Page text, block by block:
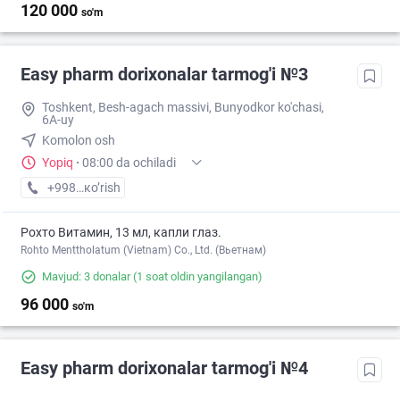
120 000 so'm
Easy pharm dorixonalar tarmog'i №3
Toshkent, Besh-agach massivi, Bunyodkor ko'chasi,
6A-uy
Komolon osh
Yopiq · 08:00 da ochiladi
+998 (71) XXX-XX-XX
кo’rish
Рохто Витамин, 13 мл, капли глаз.
Rohto Menttholatum (Vietnam) Co., Ltd. (Вьетнам)
Mavjud: 3 donalar(1 soat oldin yangilangan)
96 000 so'm
Easy pharm dorixonalar tarmog'i №4